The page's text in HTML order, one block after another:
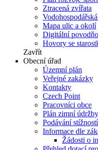
Ztracená zvířata
Mapa ulic a okolí
Digitální
Hovory se
Zavřít
Obecní úřad
Územní plán
Veřejné zakázky
Kontakty
Czech Point
Pracovníci obce
Plán zimní
Podávání
Informace dle
Žádosti o